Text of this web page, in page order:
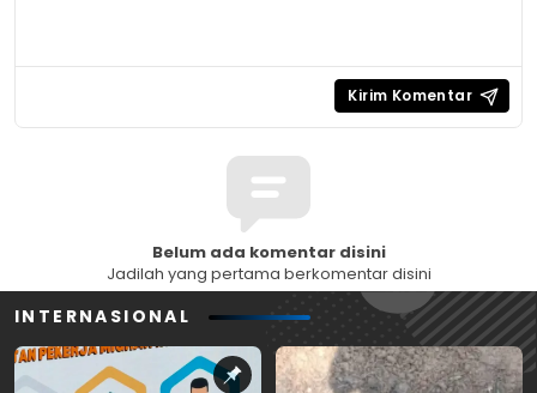
Belum ada komentar disini
Jadilah yang pertama berkomentar disini
INTERNASIONAL